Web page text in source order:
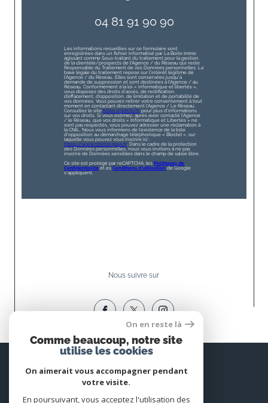
04 81 91 90 90
Les informations recueillies sur ce formulaire sont
enregistrées dans un fichier informatisé par La Boite Immo
agissant comme Sous-traitant du traitement pour la gestion
de la clientèle/prospects de l'Agence / du Réseau qui reste
Responsable du Traitement de vos Données personnelles. La
base légale du traitement repose sur l'intérêt légitime de
l'Agence / du Réseau. Elles sont conservées jusqu'à
demande de suppression et sont destinées à l'Agence / au
Réseau. Conformément à la loi « informatique et libertés »,
vous disposez des droits d’accès, de rectification,
d’effacement, d’opposition, de limitation et de portabilité de
vos données. Vous pouvez retirer votre consentement à tout
moment en contactant directement l’Agence / Le Réseau.
Consultez le site https://cnil.fr/fr pour plus d’informations
sur vos droits. Si vous estimez, après avoir contacté l'Agence
/ le Réseau, que vos droits « Informatique et Libertés » ne
sont pas respectés, vous pouvez adresser une réclamation à
la CNIL. Nous vous informons de l’existence de la liste
d'opposition au démarchage téléphonique « Bloctel », sur
laquelle vous pouvez vous inscrire ici :
https://www.bloctel.gouv.fr. Dans le cadre de la protection
des Données personnelles, nous vous invitons à ne pas
inscrire de Données sensibles dans le champ de saisie libre.
Ce site est protégé par reCAPTCHA, les Politiques de
Confidentialité et esConditions d'utilisation de Google
s'appliquent.
Nous suivre sur
Espace
PROPRIÉTAIRE
Se connecter
On en reste là
Comme beaucoup, notre site
utilise les cookies
On aimerait vous accompagner pendant
votre visite.
En poursuivant, vous acceptez l'utilisation des